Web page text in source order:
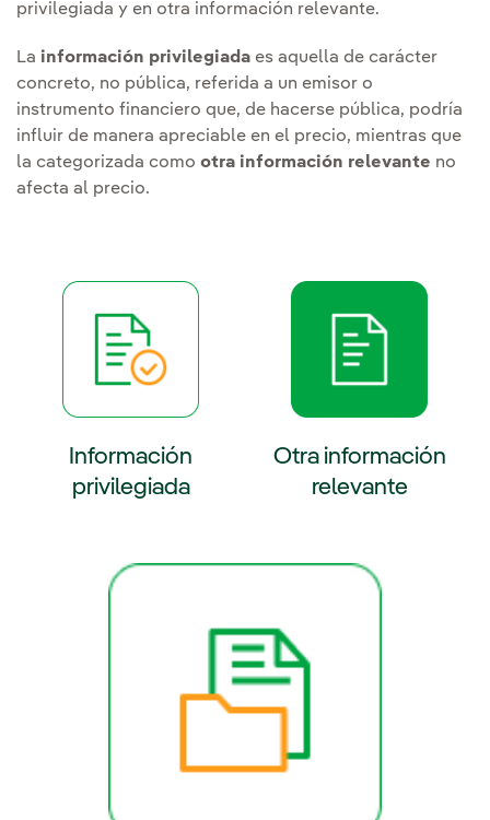
privilegiada y en otra información relevante.
La información privilegiada es aquella de carácter
concreto, no pública, referida a un emisor o
instrumento financiero que, de hacerse pública, podría
influir de manera apreciable en el precio, mientras que
la categorizada como otra información relevante no
afecta al precio.
Información
privilegiada
se abre en ventana nueva.
Otra información
relevante
Enlace externo, se abre en